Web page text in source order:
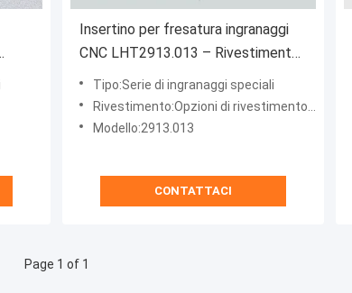
Insertino per fresatura ingranaggi
CNC LHT2913.013 – Rivestimento
PVD HYB201, per materiali difficili
(escl. leghe ad alta temperatura)
Tipo:Serie di ingranaggi speciali
Rivestimento:Opzioni di rivestimento su misura per il materiale del pezzo da lavorare
Modello:2913.013
CONTATTACI
Page 1 of 1